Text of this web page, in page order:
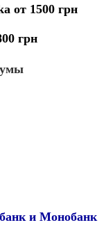
от 1500 грн
грн
и Монобанк